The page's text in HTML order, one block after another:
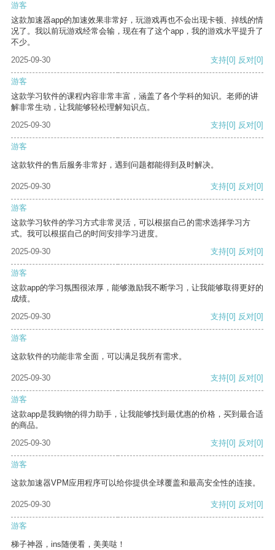
游客
这款加速器app的加速效果非常好，玩游戏再也不会出现卡顿、掉线的情
况了。我以前玩游戏经常会输，现在有了这个app，我的游戏水平提升了
不少。
2025-09-30
支持[0] 反对[0]
游客
这款学习软件的课程内容非常丰富，涵盖了各个学科的知识。老师的讲
解非常生动，让我能够轻松理解知识点。
2025-09-30
支持[0] 反对[0]
游客
这款软件的售后服务非常好，遇到问题都能得到及时解决。
2025-09-30 支持[0] 反对[0]
游客
这款学习软件的学习方式非常灵活，可以根据自己的需求选择学习方
式。我可以根据自己的时间安排学习进度。
2025-09-30
支持[0] 反对[0]
游客
这款app的学习氛围很浓厚，能够激励我不断学习，让我能够取得更好的
成绩。
2025-09-30
支持[0] 反对[0]
游客
这款软件的功能非常全面，可以满足我所有需求。
2025-09-30 支持[0] 反对[0]
游客
这款app是我购物的得力助手，让我能够找到最优惠的价格，买到最合适
的商品。
2025-09-30
支持[0] 反对[0]
游客
这款加速器VPM应用程序可以给你提供全球覆盖和最高安全性的连接。
2025-09-30 支持[0] 反对[0]
游客
梯子神器，ins随便看，美美哒！